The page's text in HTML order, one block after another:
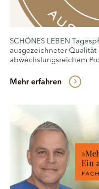
SCHÖNES LEBEN
ausgezeichneter
abwechslungsreichem
Mehr erfahren